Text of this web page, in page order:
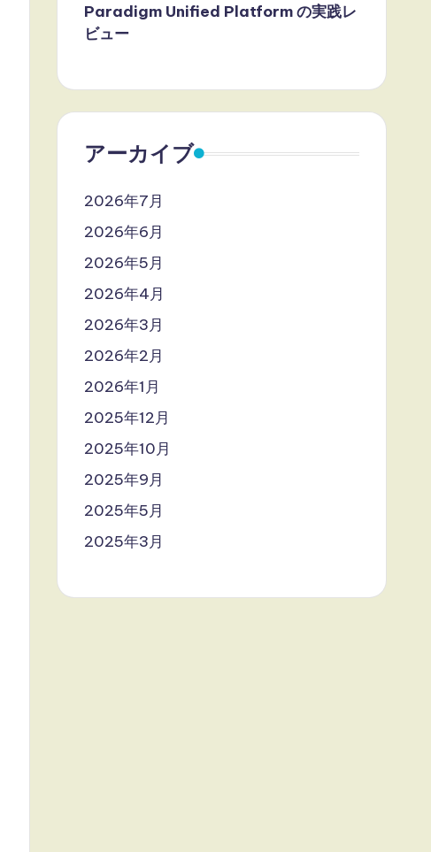
Paradigm Unified Platform の実践レ
ビュー
アーカイブ
2026年7月
2026年6月
2026年5月
2026年4月
2026年3月
2026年2月
2026年1月
2025年12月
2025年10月
2025年9月
2025年5月
2025年3月